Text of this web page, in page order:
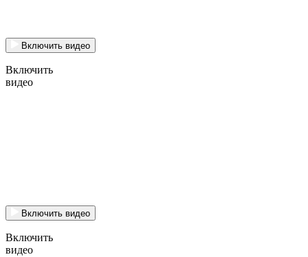
Включить видео
Включить
видео
Включить видео
Включить
видео